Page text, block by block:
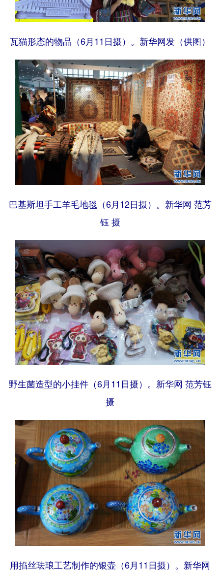
瓦猫形态的物品（6月11日摄）。新华网发（供图）
巴基斯坦手工羊毛地毯（6月12日摄）。新华网 范芳
钰 摄
野生菌造型的小挂件（6月11日摄）。新华网 范芳钰
摄
用掐丝珐琅工艺制作的银壶（6月11日摄）。新华网